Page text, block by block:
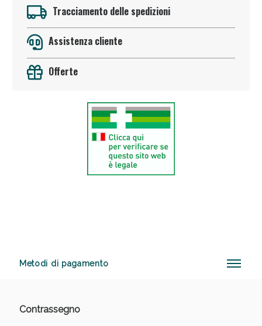
Tracciamento delle spedizioni
Assistenza cliente
Offerte
Metodi di pagamento
Contrassegno
Sconto fino al 55% disponibile oggi!